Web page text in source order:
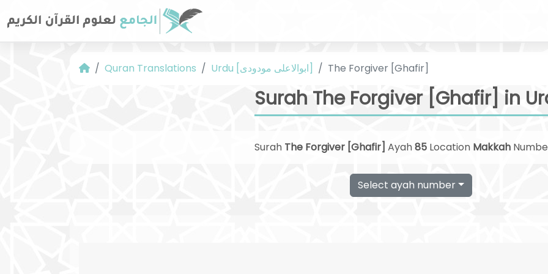
Quran Translations Urdu [ابوالاعلی مودودی] The Forgiver [Ghafir]
Surah The Forgiver [Ghafir] in
Surah The Forgiver [Ghafir] Ayah85 Location Makkah
Select ayah number